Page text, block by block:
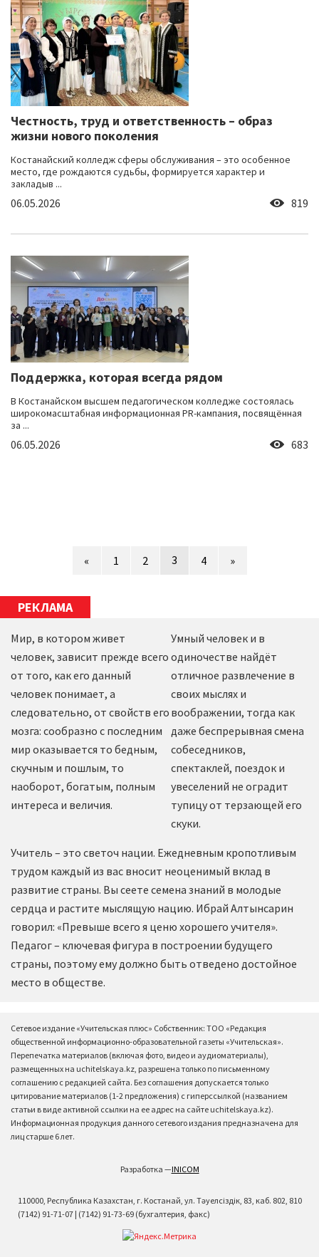
Честность, труд и ответственность – образ
жизни нового поколения
Костанайский колледж сферы обслуживания – это особенное
место, где рождаются судьбы, формируется характер и
закладыв ...
06.05.2026 819
Поддержка, которая всегда рядом
В Костанайском высшем педагогическом колледже состоялась
широкомасштабная информационная PR-кампания, посвящённая
за ...
06.05.2026 683
« 1 2 3 4 »
РЕКЛАМА
Мир, в котором живет
человек, зависит прежде всего
от того, как его данный
человек понимает, а
следовательно, от свойств его
мозга: сообразно с последним
мир оказывается то бедным,
скучным и пошлым, то
наоборот, богатым, полным
интереса и величия.
Умный человек и в
одиночестве найдёт
отличное развлечение в
своих мыслях и
воображении, тогда как
даже беспрерывная смена
собеседников,
спектаклей, поездок и
увеселений не оградит
тупицу от терзающей его
скуки.
Учитель – это светоч нации. Ежедневным кропотливым
трудом каждый из вас вносит неоценимый вклад в
развитие страны. Вы сеете семена знаний в молодые
сердца и растите мыслящую нацию. Ибрай Алтынсарин
говорил: «Превыше всего я ценю хорошего учителя».
Педагог – ключевая фигура в построении будущего
страны, поэтому ему должно быть отведено достойное
место в обществе.
Сетевое издание «Учительская плюс» Собственник: ТОО «Редакция
общественной информационно-образовательной газеты «Учительская».
Перепечатка материалов (включая фото, видео и аудиоматериалы),
размещенных на uchitelskaya.kz, разрешена только по письменному
соглашению с редакцией сайта. Без соглашения допускается только
цитирование материалов (1-2 предложения) с гиперссылкой (названием
статьи в виде активной ссылки на ее адрес на сайте uchitelskaya.kz).
Информационная продукция данного сетевого издания предназначена для
лиц старше 6 лет.
Разработка —INICOM
110000, Республика Казахстан, г. Костанай, ул. Тәуелсіздік, 83, каб. 802, 810
(7142) 91-71-07 | (7142) 91-73-69 (бухгалтерия, факс)